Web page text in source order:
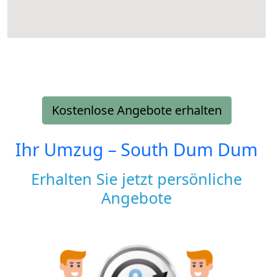
Kostenlose Angebote erhalten
Ihr Umzug – South Dum Dum
Erhalten Sie jetzt persönliche
Angebote